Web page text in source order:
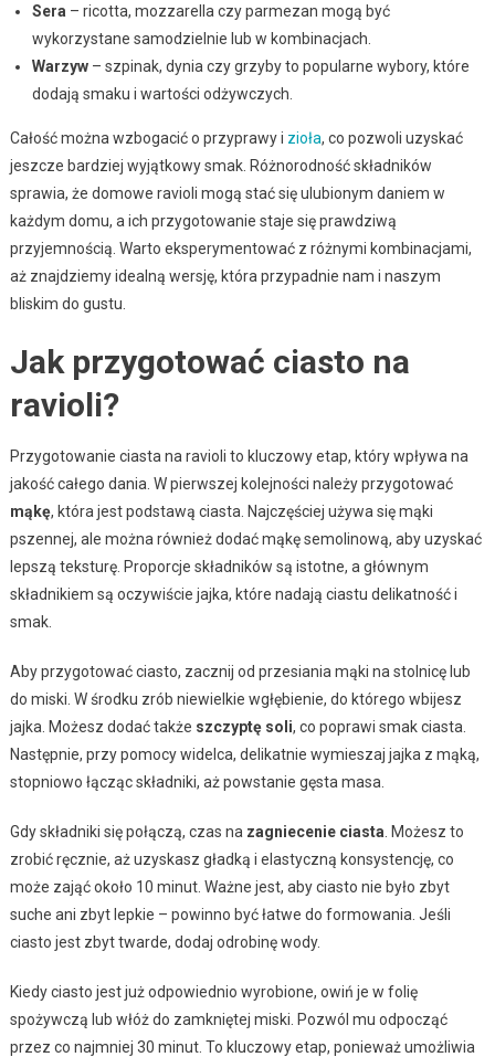
Sera – ricotta, mozzarella czy parmezan mogą być
wykorzystane samodzielnie lub w kombinacjach.
Warzyw– szpinak, dynia czy grzyby to popularne wybory, które
dodają smaku i wartości odżywczych.
Całość można wzbogacić o przyprawy i zioła, co pozwoli uzyskać
jeszcze bardziej wyjątkowy smak. Różnorodność składników
sprawia, że domowe ravioli mogą stać się ulubionym daniem w
każdym domu, a ich przygotowanie staje się prawdziwą
przyjemnością. Warto eksperymentować z różnymi kombinacjami,
aż znajdziemy idealną wersję, która przypadnie nam i naszym
bliskim do gustu.
Jak przygotować ciasto na
ravioli?
Przygotowanie ciasta na ravioli to kluczowy etap, który wpływa na
jakość całego dania. W pierwszej kolejności należy przygotować
mąkę, która jest podstawą ciasta. Najczęściej używa się mąki
pszennej, ale można również dodać mąkę semolinową, aby uzyskać
lepszą teksturę. Proporcje składników są istotne, a głównym
składnikiem są oczywiście jajka, które nadają ciastu delikatność i
smak.
Aby przygotować ciasto, zacznij od przesiania mąki na stolnicę lub
do miski. W środku zrób niewielkie wgłębienie, do którego wbijesz
jajka. Możesz dodać także szczyptę soli, co poprawi smak ciasta.
Następnie, przy pomocy widelca, delikatnie wymieszaj jajka z mąką,
stopniowo łącząc składniki, aż powstanie gęsta masa.
Gdy składniki się połączą, czas na zagniecenie ciasta . Możesz to
zrobić ręcznie, aż uzyskasz gładką i elastyczną konsystencję, co
może zająć około 10 minut. Ważne jest, aby ciasto nie było zbyt
suche ani zbyt lepkie – powinno być łatwe do formowania. Jeśli
ciasto jest zbyt twarde, dodaj odrobinę wody.
Kiedy ciasto jest już odpowiednio wyrobione, owiń je w folię
spożywczą lub włóż do zamkniętej miski. Pozwól mu odpocząć
przez co najmniej 30 minut. To kluczowy etap, ponieważ umożliwia